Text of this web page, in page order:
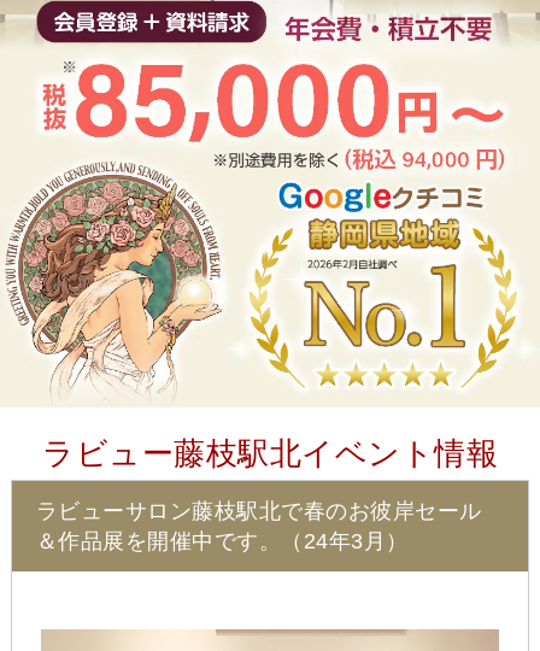
ラビュー藤枝駅北イベント情報
ラビューサロン藤枝駅北で春のお彼岸セール
＆作品展を開催中です。（24年3月）